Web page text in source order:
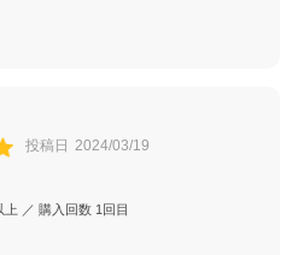
投稿日 2024/03/19
上 ／ 購入回数 1回目